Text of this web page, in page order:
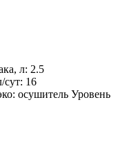
л: 2.5
сут: 16
осушитель Уровень